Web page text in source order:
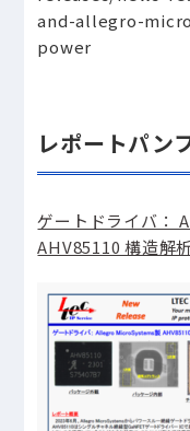
and-allegro-
power
レポートパン
ゲートドライバ
AHV85110 構造解